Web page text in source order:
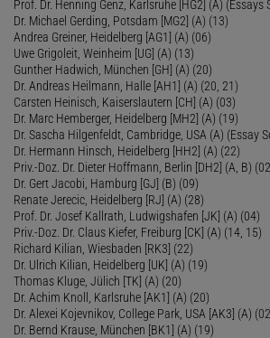
Prof. Dr. Henning Genz, Karlsruhe [HG2] (A)
Dr. Michael Gerding, Potsdam [MG2] (A) (13)
Andrea Greiner, Heidelberg [AG1] (A) (06)
Uwe Grigoleit, Weinheim [UG] (A) (13)
Gunther Hadwich, München [GH] (A) (20)
Dr. Andreas Heilmann, Halle [AH1] (A) (20, 21)
Carsten Heinisch, Kaiserslautern [CH] (A) (03)
Dr. Marc Hemberger, Heidelberg [MH2] (A) (19)
Dr. Sascha Hilgenfeldt, Cambridge, USA (A) (Essay
Dr. Hermann Hinsch, Heidelberg [HH2] (A) (22)
Priv.-Doz. Dr. Dieter Hoffmann, Berlin [DH2] (A, B)
Dr. Gert Jacobi, Hamburg [GJ] (B) (09)
Renate Jerecic, Heidelberg [RJ] (A) (28)
Prof. Dr. Josef Kallrath, Ludwigshafen [JK] (A) (04)
Priv.-Doz. Dr. Claus Kiefer, Freiburg [CK] (A) (14, 15)
Richard Kilian, Wiesbaden [RK3] (22)
Dr. Ulrich Kilian, Heidelberg [UK] (A) (19)
Thomas Kluge, Jülich [TK] (A) (20)
Dr. Achim Knoll, Karlsruhe [AK1] (A) (20)
Dr. Alexei Kojevnikov, College Park, USA [AK3] (A)
Dr. Bernd Krause, München [BK1] (A) (19)